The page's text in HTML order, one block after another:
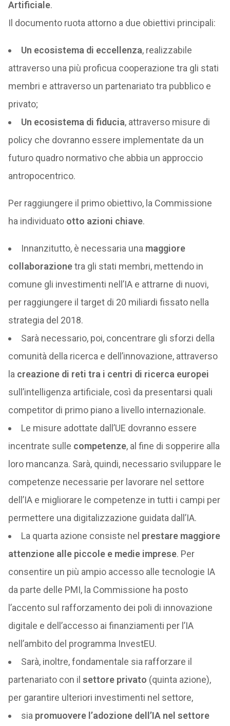
Artificiale.
Il documento ruota attorno a due obiettivi principali:
Un ecosistema di eccellenza, realizzabile
attraverso una più proficua cooperazione tra gli stati
membri e attraverso un partenariato tra pubblico e
privato;
Un ecosistema di fiducia, attraverso misure di
policy che dovranno essere implementate da un
futuro quadro normativo che abbia un approccio
antropocentrico.
Per raggiungere il primo obiettivo, la Commissione
ha individuato otto azioni chiave.
Innanzitutto, è necessaria una maggiore
collaborazionetra gli stati membri, mettendo in
comune gli investimenti nell’IA e attrarne di nuovi,
per raggiungere il target di 20 miliardi fissato nella
strategia del 2018.
Sarà necessario, poi, concentrare gli sforzi della
comunità della ricerca e dell’innovazione, attraverso
la creazione di reti tra i centri di ricerca europei
sull’intelligenza artificiale, così da presentarsi quali
competitor di primo piano a livello internazionale.
Le misure adottate dall’UE dovranno essere
incentrate sulle competenze, al fine di sopperire alla
loro mancanza. Sarà, quindi, necessario sviluppare le
competenze necessarie per lavorare nel settore
dell’IA e migliorare le competenze in tutti i campi per
permettere una digitalizzazione guidata dall’IA.
La quarta azione consiste nel prestare maggiore
attenzione alle piccole e medie imprese. Per
consentire un più ampio accesso alle tecnologie IA
da parte delle PMI, la Commissione ha posto
l’accento sul rafforzamento dei poli di innovazione
digitale e dell’accesso ai finanziamenti per l’IA
nell’ambito del programma InvestEU.
Sarà, inoltre, fondamentale sia rafforzare il
partenariato con il settore privato (quinta azione),
per garantire ulteriori investimenti nel settore,
sia promuovere l’adozione dell’IA nel settore